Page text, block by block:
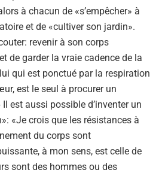
à chacun de «s’empêcher» à
et de «cultiver son jardin».
revenir à son corps
de garder la vraie cadence de la
qui est ponctué par la respiration
est le seul à procurer un
est aussi possible d’inventer un
«Je crois que les résistances à
du corps sont
à mon sens, est celle de
sont des hommes ou des